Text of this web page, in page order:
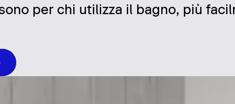
per chi utilizza il bagno, più